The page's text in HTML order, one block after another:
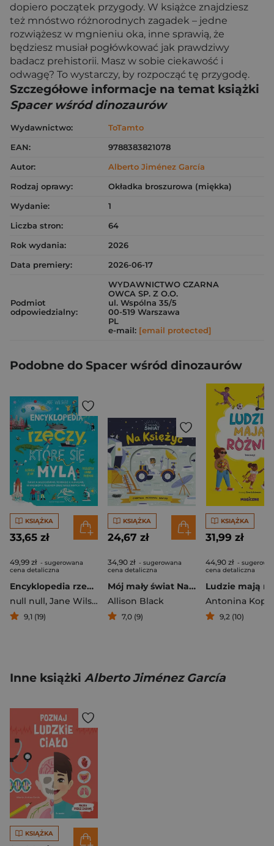
dopiero początek przygody. W książce znajdziesz
też mnóstwo różnorodnych zagadek – jedne
rozwiążesz w mgnieniu oka, inne sprawią, że
będziesz musiał pogłówkować jak prawdziwy
badacz prehistorii. Masz w sobie ciekawość i
odwagę? To wystarczy, by rozpocząć tę przygodę.
Szczegółowe informacje na temat książki
Spacer wśród dinozaurów
Wydawnictwo:
ToTamto
EAN:
9788383821078
Autor:
Alberto Jiménez García
Rodzaj oprawy:
Okładka broszurowa (miękka)
Wydanie:
1
Liczba stron:
64
Rok wydania:
2026
Data premiery:
2026-06-17
Podmiot
odpowiedzialny:
WYDAWNICTWO CZARNA
OWCA SP. Z O.O.
ul. Wspólna 35/5
00-519 Warszawa
PL
e-mail: [email protected]
Podobne do Spacer wśród dinozaurów
KSIĄŻKA
33,65 zł
49,99 zł - sugerowana
cena detaliczna
Encyklopedia rzeczy, które się mylą. Świat a wszechświat, tornado a huragan, mikroskop a teleskop oraz wiele innych par
null null, Jane Wilsher
9,1 (19)
KSIĄŻKA
24,67 zł
34,90 zł - sugerowana
cena detaliczna
Mój mały świat Na Księżyc
Allison Black
7,0 (9)
KSIĄŻKA
31,99 zł
44,90 zł -
cena detaliczna
Ludzie mają
Antonina
9,2 (10)
Inne książki Alberto Jiménez García
KSIĄŻKA